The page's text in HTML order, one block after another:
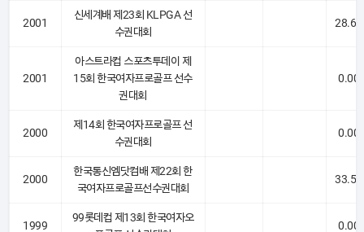
2001
신세계배 제23회 KLPGA 선
수권대회
2001
아스트라컵 스포츠투데이 제
15회 한국여자프로골프 선수
권대회
2000
제14회 한국여자프로골프 선
수권대회
2000
한국통신엠닷컴배 제22회 한
국여자프로골프선수권대회
1999
99롯데컵 제13회 한국여자오